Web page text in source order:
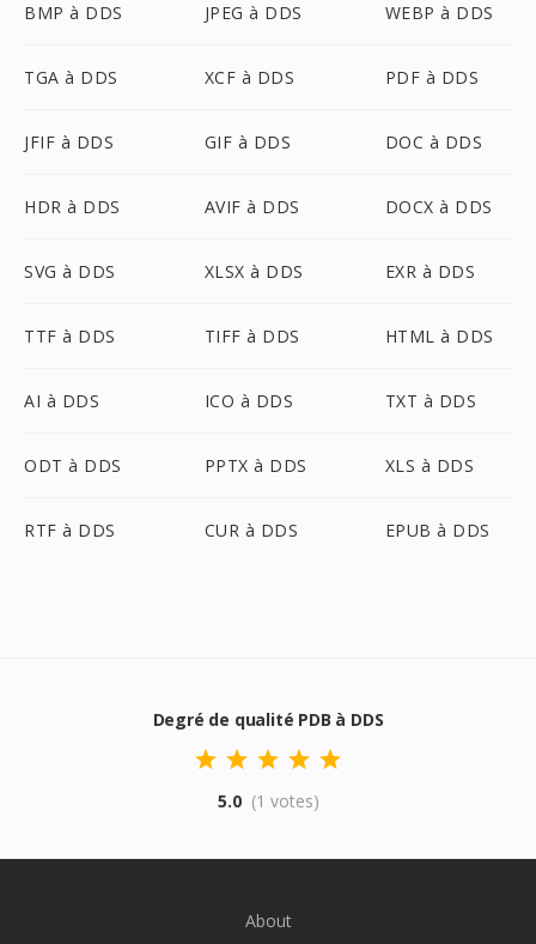
BMP à DDS JPEG à DDS WEBP à DDS
TGA à DDS XCF à DDS PDF à DDS
JFIF à DDS GIF à DDS DOC à DDS
HDR à DDS AVIF à DDS DOCX à DDS
SVG à DDS XLSX à DDS EXR à DDS
TTF à DDS TIFF à DDS HTML à DDS
AI à DDS ICO à DDS TXT à DDS
ODT à DDS PPTX à DDS XLS à DDS
RTF à DDS CUR à DDS EPUB à DDS
Degré de qualité PDB à DDS
5.0 (1 votes)
About